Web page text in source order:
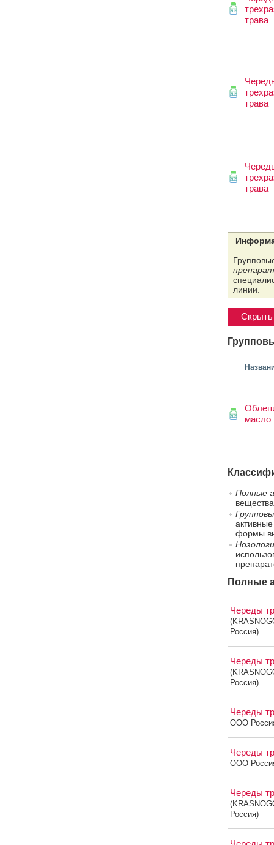
трава
трава
трава
линии.
Скрыть
масло
Полные
формы
Полные
Череды
Россия)
Череды
Россия)
Череды
OOO
Череды
OOO
Череды
Россия)